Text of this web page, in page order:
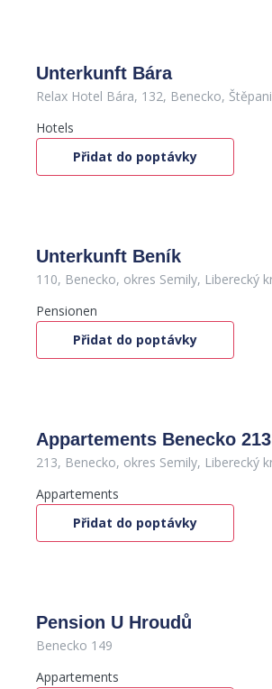
Unterkunft Bára
Hotels
Přidat do poptávky
Unterkunft Beník
Pensionen
Přidat do poptávky
Appartements Benecko 213
Appartements
Přidat do poptávky
Pension U Hroudů
Benecko 149
Appartements